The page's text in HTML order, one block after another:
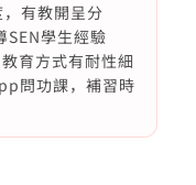
有教開呈分
SEN學生經驗
育方式有耐性細
問功課，補習時